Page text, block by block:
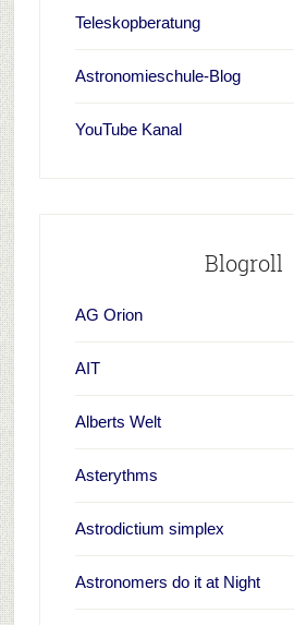
Teleskopberatung
Astronomieschule-Blog
YouTube Kanal
Blogroll
AG Orion
AIT
Alberts Welt
Asterythms
Astrodictium simplex
Astronomers do it at Night